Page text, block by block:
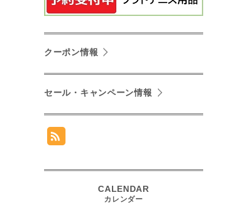
クーポン情報
セール・キャンペーン情報